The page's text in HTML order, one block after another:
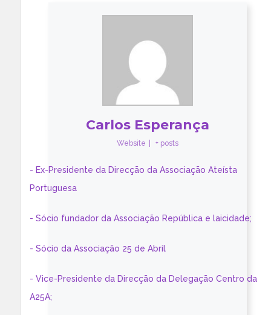
Carlos Esperança
Website + posts
- Ex-Presidente da Direcção da Associação Ateísta
Portuguesa
- Sócio fundador da Associação República e laicidade;
- Sócio da Associação 25 de Abril
- Vice-Presidente da Direcção da Delegação Centro da
A25A;